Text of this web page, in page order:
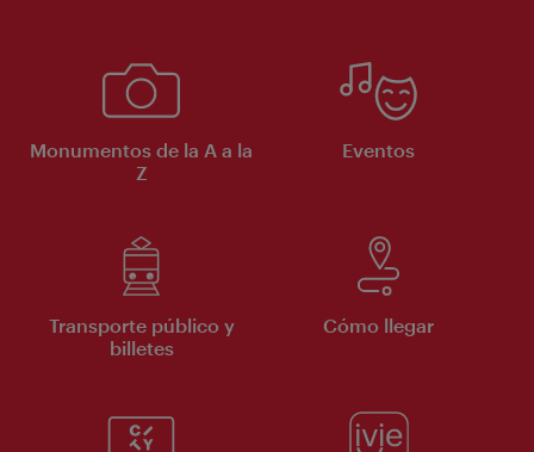
Monumentos de la A a la
Z
Eventos
Transporte público y
billetes
Cómo llegar